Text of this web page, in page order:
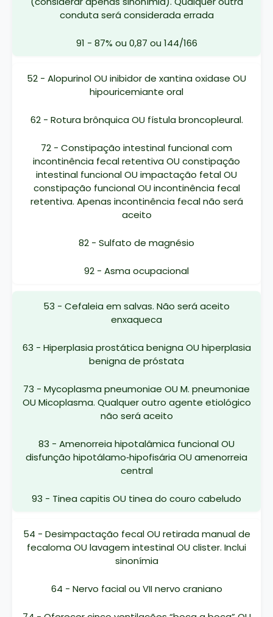
conduta será considerada errada
91 - 87% ou 0,87 ou 144/166
52 - Alopurinol OU inibidor de xantina oxidase OU
hipouricemiante oral
62 - Rotura brônquica OU fístula broncopleural.
72 - Constipação intestinal funcional com
incontinência fecal retentiva OU constipação
intestinal funcional OU impactação fetal OU
constipação funcional OU incontinência fecal
retentiva. Apenas incontinência fecal não será
aceito
82 - Sulfato de magnésio
92 - Asma ocupacional
53 - Cefaleia em salvas. Não será aceito
enxaqueca
63 - Hiperplasia prostática benigna OU hiperplasia
benigna de próstata
73 - Mycoplasma pneumoniae OU M. pneumoniae
OU Micoplasma. Qualquer outro agente etiológico
não será aceito
83 - Amenorreia hipotalâmica funcional OU
disfunção hipotálamo‐hipofisária OU amenorreia
central
93 - Tinea capitis OU tinea do couro cabeludo
54 - Desimpactação fecal OU retirada manual de
fecaloma OU lavagem intestinal OU clister. Inclui
sinonímia
64 - Nervo facial ou VII nervo craniano